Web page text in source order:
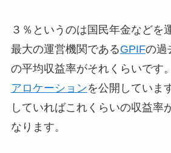
３％というのは国民年金などを
最大の運営機関であるGPIFの過
の平均収益率がそれくらいです
アロケーションを公開していま
していればこれくらいの収益率
なります。